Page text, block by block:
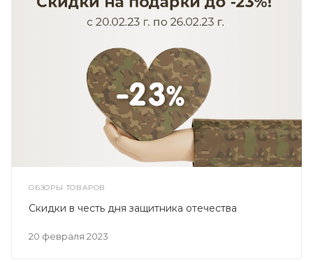
ОБЗОРЫ ТОВАРОВ
20 февраля 2023
Скидки в честь дня защитника отечества